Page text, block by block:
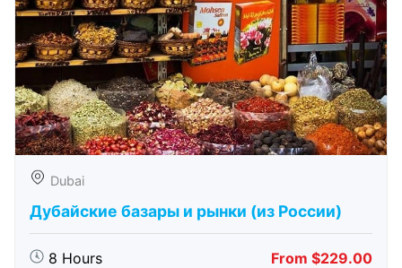
Dubai
Дубайские базары и рынки (из России)
8 Hours From $229.00